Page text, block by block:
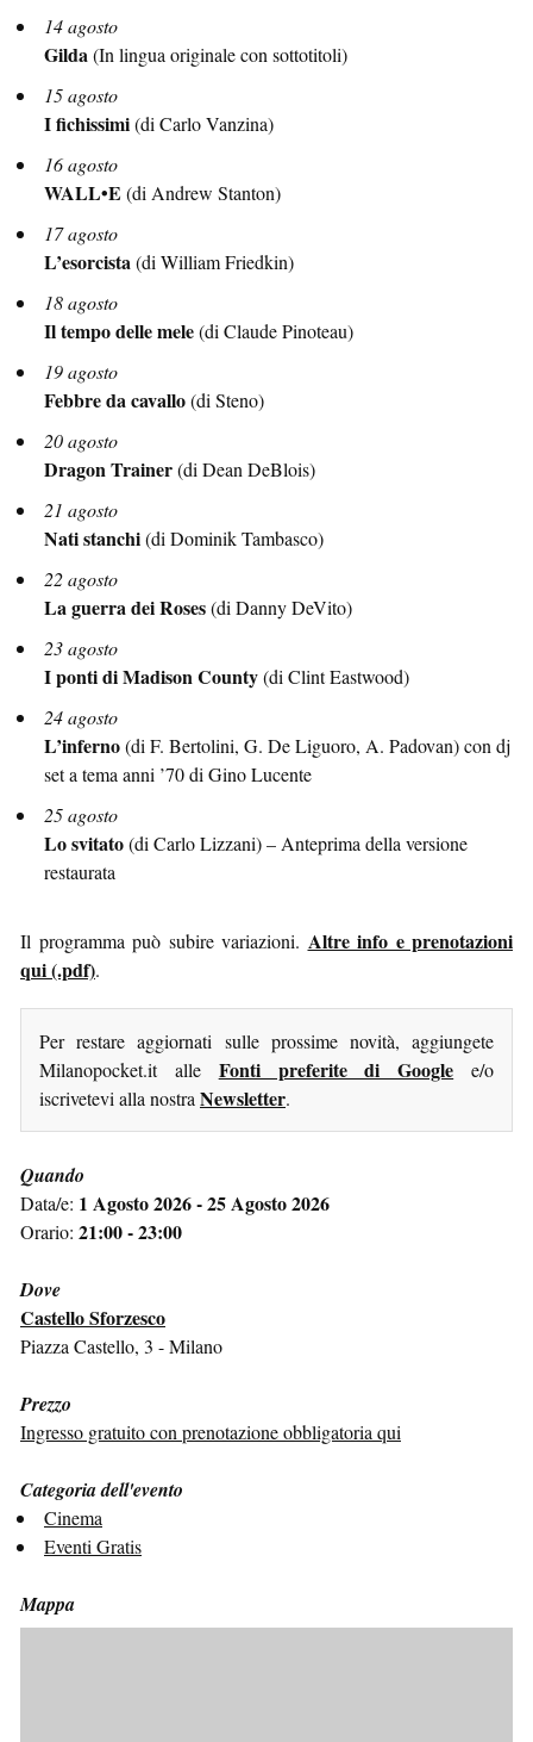
14 agosto
Gilda(In lingua originale con sottotitoli)
15 agosto
I fichissimi(di Carlo Vanzina)
16 agosto
WALL•E (di Andrew Stanton)
17 agosto
L’esorcista(di William Friedkin)
18 agosto
Il tempo delle mele(di Claude Pinoteau)
19 agosto
Febbre da cavallo(di Steno)
20 agosto
Dragon Trainer(di Dean DeBlois)
21 agosto
Nati stanchi(di Dominik Tambasco)
22 agosto
La guerra dei Roses(di Danny DeVito)
23 agosto
I ponti di Madison County(di Clint Eastwood)
24 agosto
L’inferno(di F. Bertolini, G. De Liguoro, A. Padovan) con dj
set a tema anni ’70 di Gino Lucente
25 agosto
Lo svitato(di Carlo Lizzani) – Anteprima della versione
restaurata
Il programma può subire variazioni. Altre info e prenotazioni
qui (.pdf).
Per restare aggiornati sulle prossime novità, aggiungete
Milanopocket.it alle Fonti preferite di Google e/o
iscrivetevi alla nostra Newsletter.
Quando
Data/e: 1 Agosto 2026 - 25 Agosto 2026
Orario: 21:00 - 23:00
Dove
Castello Sforzesco
Piazza Castello, 3 - Milano
Prezzo
Ingresso gratuito con prenotazione obbligatoria qui
Categoria dell'evento
Cinema
Eventi Gratis
Mappa